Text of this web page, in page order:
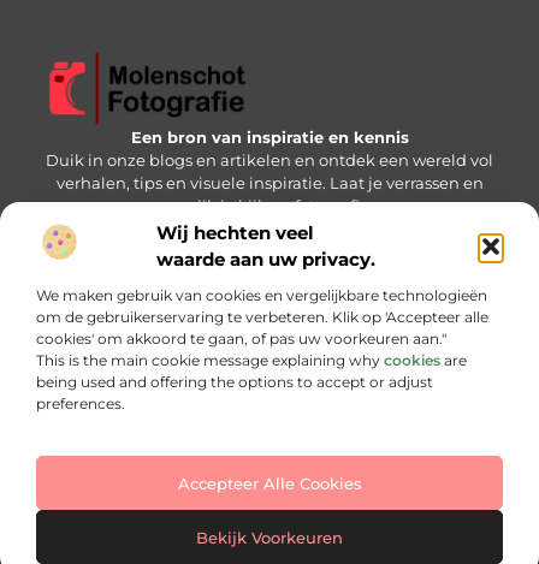
Wij hechten veel
waarde aan uw privacy.
We maken gebruik van cookies en vergelijkbare technologieën
om de gebruikerservaring te verbeteren. Klik op 'Accepteer alle
cookies' om akkoord te gaan, of pas uw voorkeuren aan."
This is the main cookie message explaining why cookies are
being used and offering the options to accept or adjust
preferences.
Accepteer Alle Cookies
Bekijk Voorkeuren
Een bron van inspiratie en kennis
Duik in onze blogs en artikelen en ontdek een wereld vol
verhalen, tips en visuele inspiratie. Laat je verrassen en
verrijk je kijk op fotografie.
Bericht categorie
Onze informatie
Website index Cookiebeleid (EU)
@2025 www.molenschotfotografie.nl. All Right Reserved.